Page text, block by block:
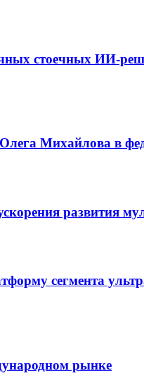
стоечных ИИ-
Михайлова в
развития
сегмента
рынке